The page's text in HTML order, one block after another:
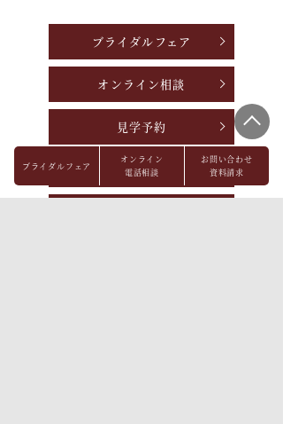
ブライダルフェア
オンライン相談
見学予約
資料請求
ブライダルフェア
オンライン
電話相談
お問い合わせ
資料請求